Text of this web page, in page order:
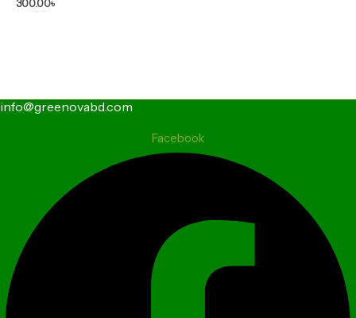
300.00৳
info@greenovabd.com
Facebook